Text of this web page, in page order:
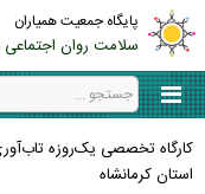
پایگاه جمعیت همیاران
سلامت روان اجتماعی
کارگاه تخصصی یک‌روزه
استان کرمانشاه